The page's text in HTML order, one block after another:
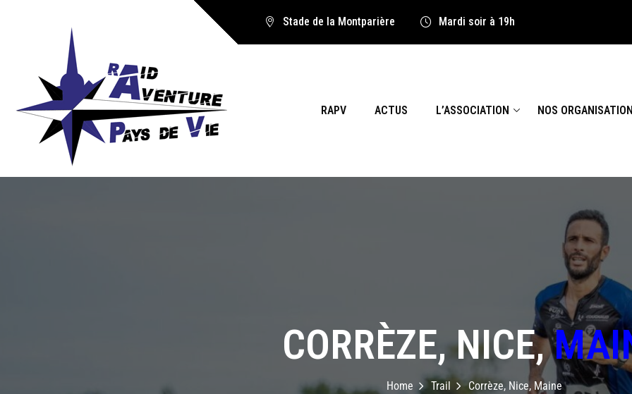
Stade de la Montparière Mardi soir à 19h
RAPV ACTUS L’ASSOCIATION NOS
CORRÈZE, NICE,
Home Trail Corrèze, Nice, Maine